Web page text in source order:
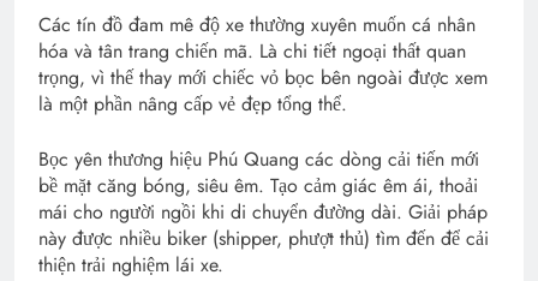
Các tín đồ đam mê độ xe thường xuyên muốn cá nhân
hóa và tân trang chiến mã. Là chi tiết ngoại thất quan
trọng, vì thế thay mới chiếc vỏ bọc bên ngoài được xem
là một phần nâng cấp vẻ đẹp tổng thể.
Bọc yên thương hiệu Phú Quang các dòng cải tiến mới
bề mặt căng bóng, siêu êm. Tạo cảm giác êm ái, thoải
mái cho người ngồi khi di chuyển đường dài. Giải pháp
này được nhiều biker (shipper, phượt thủ) tìm đến để cải
thiện trải nghiệm lái xe.